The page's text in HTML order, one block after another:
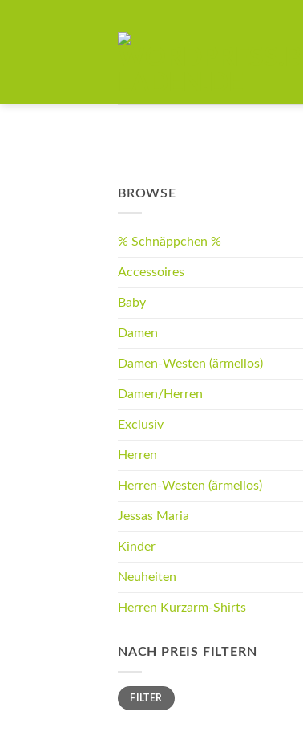
BROWSE
% Schnäppchen %
Accessoires
Baby
Damen
Damen-Westen (ärmellos)
Damen/Herren
Exclusiv
Herren
Herren-Westen (ärmellos)
Jessas Maria
Kinder
Neuheiten
Herren Kurzarm-Shirts
NACH PREIS FILTERN
Min.
Preis
Max.
PreisFILTER